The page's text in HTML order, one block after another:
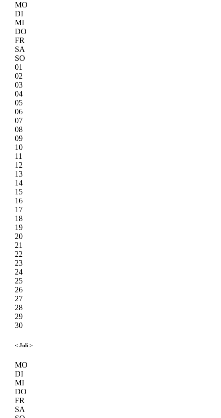
MO
DI
MI
DO
FR
SA
SO
01
02
03
04
05
06
07
08
09
10
11
12
13
14
15
16
17
18
19
20
21
22
23
24
25
26
27
28
29
30
< Juli >
MO
DI
MI
DO
FR
SA